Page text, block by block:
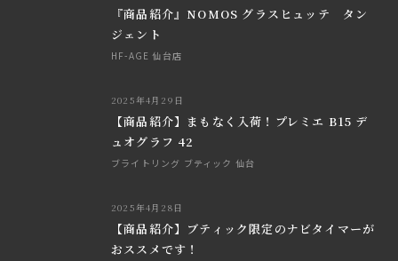
『商品紹介』NOMOS グラスヒュッテ タン
ジェント
HF-AGE 仙台店
2025年4月29日
【商品紹介】まもなく入荷！プレミエ B15 デ
ュオグラフ 42
ブライトリング ブティック 仙台
2025年4月28日
【商品紹介】ブティック限定のナビタイマーが
おススメです！